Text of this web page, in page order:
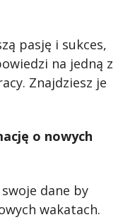
pasję i sukces,
na jedną z
Znajdziesz je
o nowych
dane by
wakatach.